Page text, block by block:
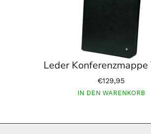
Leder Konferenzmappe
€129,95
IN DEN WARENKORB